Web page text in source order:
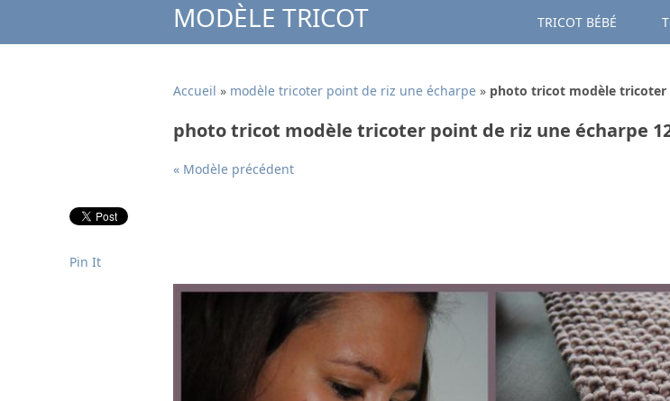
MODÈLE TRICOT TRICOT BÉBÉ
Accueil » modèle tricoter point de riz une écharpe » photo tricot modèle tricoter
photo tricot modèle tricoter point de riz une écharpe
« Modèle précédent
Pin It